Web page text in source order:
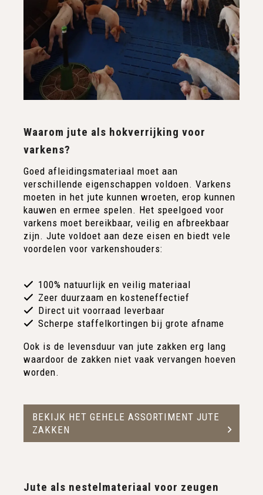
Waarom jute als hokverrijking voor
varkens?
Goed afleidingsmateriaal moet aan
verschillende eigenschappen voldoen. Varkens
moeten in het jute kunnen wroeten, erop kunnen
kauwen en ermee spelen. Het speelgoed voor
varkens moet bereikbaar, veilig en afbreekbaar
zijn. Jute voldoet aan deze eisen en biedt vele
voordelen voor varkenshouders:
100% natuurlijk en veilig materiaal
Zeer duurzaam en kosteneffectief
Direct uit voorraad leverbaar
Scherpe staffelkortingen bij grote afname
Ook is de levensduur van jute zakken erg lang
waardoor de zakken niet vaak vervangen hoeven
worden.
BEKIJK HET GEHELE ASSORTIMENT JUTE
ZAKKEN
Jute als nestelmateriaal voor zeugen